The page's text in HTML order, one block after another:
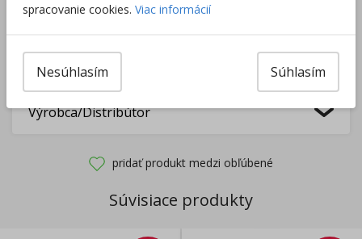
Nakúpte za ďalších darček zadarmo.
Výrobca/Distribútor
pridať produkt medzi obľúbené
Súvisiace produkty
spracovanie cookies. Viac informácií
Súhlasím
Nesúhlasím